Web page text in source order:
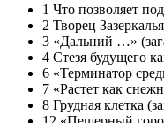
1 Что позволяет
2 Творец
3 «Дальний …»
4 Стезя будущего
6 «Терминатор
7 «Растет как
8 Грудная клетка